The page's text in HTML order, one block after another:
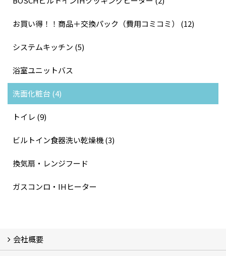
お買い得！！商品＋交換パック（費用コミコミ） (12)
システムキッチン (5)
浴室ユニットバス
洗面化粧台 (4)
トイレ (9)
ビルトイン食器洗い乾燥機 (3)
換気扇・レンジフード
ガスコンロ・IHヒーター
会社概要